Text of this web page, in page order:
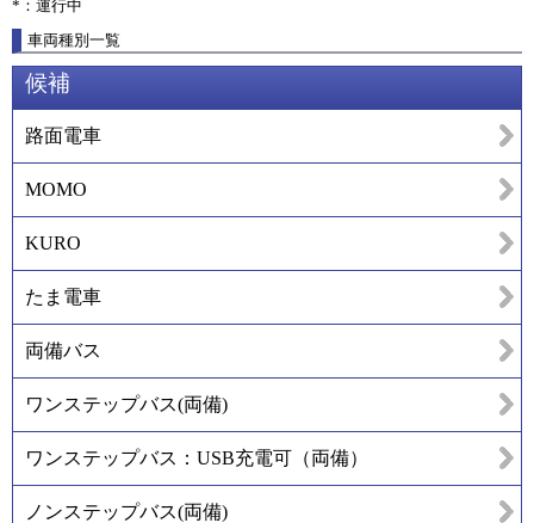
*：運行中
車両種別一覧
候補
路面電車
MOMO
KURO
たま電車
両備バス
ワンステップバス(両備)
ワンステップバス：USB充電可（両備）
ノンステップバス(両備)